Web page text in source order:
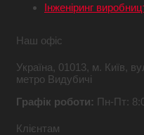
Інженіринг
Наш офіс
Україна, 01013, м. Київ,
метро Видубичі
Графік роботи: Пн-Пт:
Клієнтам